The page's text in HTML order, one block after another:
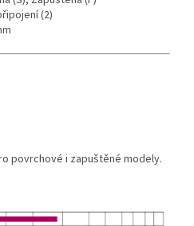
(2)
povrchové i zapuštěné modely.